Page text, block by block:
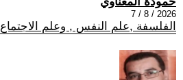
2026 / 8 / 7
الفلسفة ,علم النفس , وعلم الاجتماع